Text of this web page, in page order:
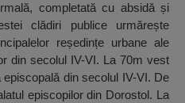
completată cu absidă și
clădiri publice urmărește
reședințe urbane ale
din secolul IV-VI. La 70m vest
din secolul IV-VI. De
episcopilor din Dorostol. La